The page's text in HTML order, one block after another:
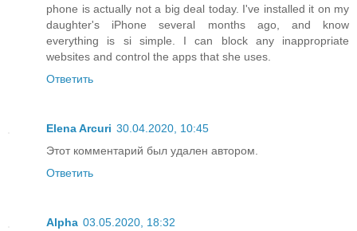
phone is actually not a big deal today. I've installed it on my
daughter's iPhone several months ago, and know
everything is si simple. I can block any inappropriate
websites and control the apps that she uses.
Ответить
Elena Arcuri 30.04.2020, 10:45
Этот комментарий был удален автором.
Ответить
Alpha 03.05.2020, 18:32